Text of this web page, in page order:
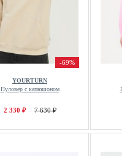
-69%
YOURTURN
Пуловер с капюшоном
2 330 ₽ 7 630 ₽